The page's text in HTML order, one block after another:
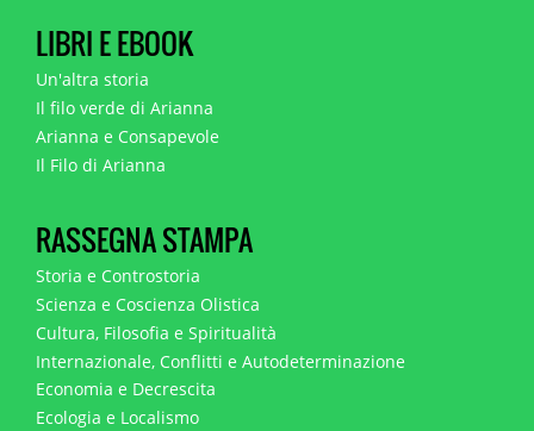
LIBRI E EBOOK
Un'altra storia
Il filo verde di Arianna
Arianna e Consapevole
Il Filo di Arianna
RASSEGNA STAMPA
Storia e Controstoria
Scienza e Coscienza Olistica
Cultura, Filosofia e Spiritualità
Internazionale, Conflitti e Autodeterminazione
Economia e Decrescita
Ecologia e Localismo